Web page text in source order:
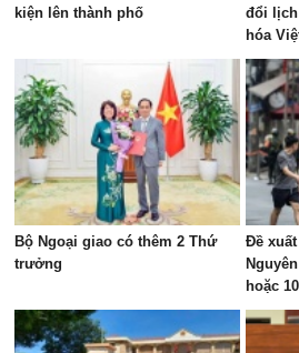
kiện lên thành phố
đổi lịch
hóa
Bộ Ngoại giao có thêm 2 Thứ
trưởng
Đề
hoặc